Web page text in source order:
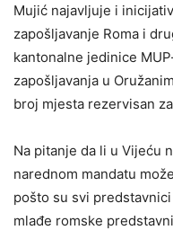
Mujić najavljuje i
zapošljavanje Roma i
kantonalne jedinice
zapošljavanja u
broj mjesta rezervisan
Na pitanje da li u Vijeću
narednom mandatu
pošto su svi
mlađe romske